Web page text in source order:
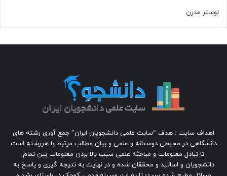
لوستر مدرن
اهداف سایت : هدف “سایت علمی دانشجویان ایران” جمع آوری رشته های
دانشگاهی در محیطی دوستانه و علمی و بیان مطالب مرتبط با هررشته است
تا تبادل معلومات و مباحثه علمی سبب بالا بردن معلومات بین تمام
دانشجویان و اساتید و محققان شده و در نهایت به نتیجه گیری و پاسخ به